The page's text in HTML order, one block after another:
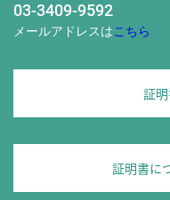
03-3409-9592
メールアドレスはこちら
証
証明書に